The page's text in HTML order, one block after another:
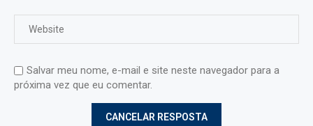
Salvar meu nome, e-mail e site neste navegador para a
próxima vez que eu comentar.